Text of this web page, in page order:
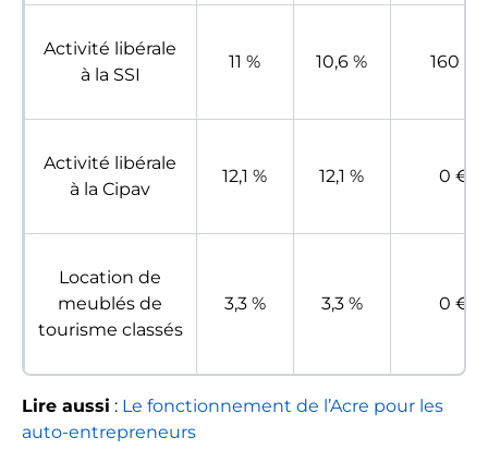
Activité libérale
à la SSI
11 % 10,6 % 160 €
Activité libérale
à la Cipav
12,1 % 12,1 % 0 €
Location de
meublés de
tourisme classés
3,3 % 3,3 % 0 €
Lire aussi : Le fonctionnement de l’Acre pour les
auto-entrepreneurs